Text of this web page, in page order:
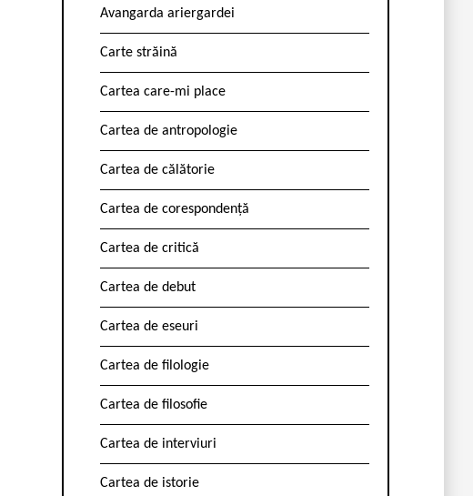
Avangarda ariergardei
Carte străină
Cartea care-mi place
Cartea de antropologie
Cartea de călătorie
Cartea de corespondență
Cartea de critică
Cartea de debut
Cartea de eseuri
Cartea de filologie
Cartea de filosofie
Cartea de interviuri
Cartea de istorie